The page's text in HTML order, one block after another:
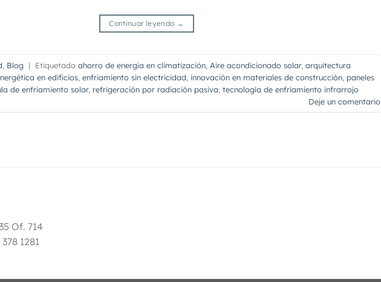
Continuar leyendo →
Blog | Etiquetado ahorro de energía en climatización Aire acondicionado solar, arquitectura
en edificios enfriamiento sin electricidad innovación en materiales de construcción paneles
de enfriamiento solar, refrigeración por radiación pasiva tecnología de enfriamiento infrarrojo
Deje un comentario
Of. 714
1281